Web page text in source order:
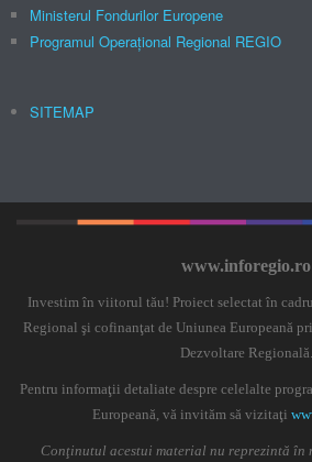
Ministerul Fondurilor Europene
Programul Operațional Regional REGIO
SITEMAP
www.inforegio.ro
Investim în viitorul tău! Proiect selectat în
Regional şi cofinanţat de Uniunea Europeană
Dezvoltare Regională.
Pentru informaţii detaliate despre celelalte
Europeană, vă invităm să vizitaţi
Conţinutul acestui material nu reprezintă